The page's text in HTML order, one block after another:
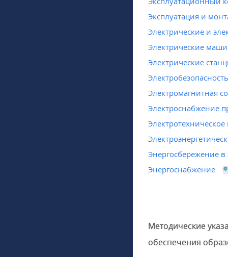
Эксплуатация и
Электрические и
Электрические
Электрические
Электробезопасность
Электромагнитная
Электроснабжение
Энергосбережение в
Энергоснабжение
Методические
обеспечения